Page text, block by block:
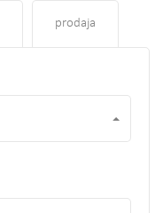
prodaja